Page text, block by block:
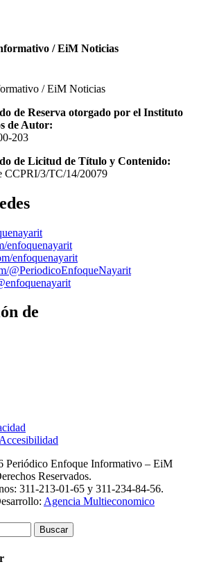
/ EiM Noticias
/ EiM Noticias
de Reserva otorgado por el Instituto
de Autor:
203
de Licitud de Título y Contenido:
CCPRI/3/TC/14/20079
enfoquenayarit
enfoquenayarit
@PeriodicoEnfoqueNayarit
de
Periódico Enfoque Informativo – EiM
Reservados.
311-213-01-65 y 311-234-84-56.
Agencia Multieconomico